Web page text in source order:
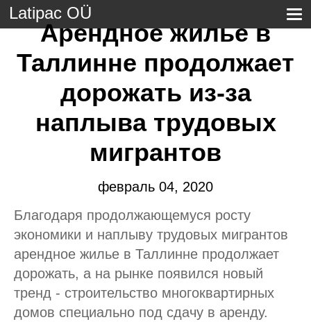
Latipac OÜ
Арендное жилье в
Таллинне продолжает
дорожать из-за
наплыва трудовых
мигрантов
февраль 04, 2020
Благодаря продолжающемуся росту
экономики и наплыву трудовых мигрантов
арендное жилье в Таллинне продолжает
дорожать, а на рынке появился новый
тренд - строительство многоквартирных
домов специально под сдачу в аренду.